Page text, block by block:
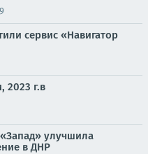
сервис «Навигатор
2023 г.в
улучшила
в ДНР